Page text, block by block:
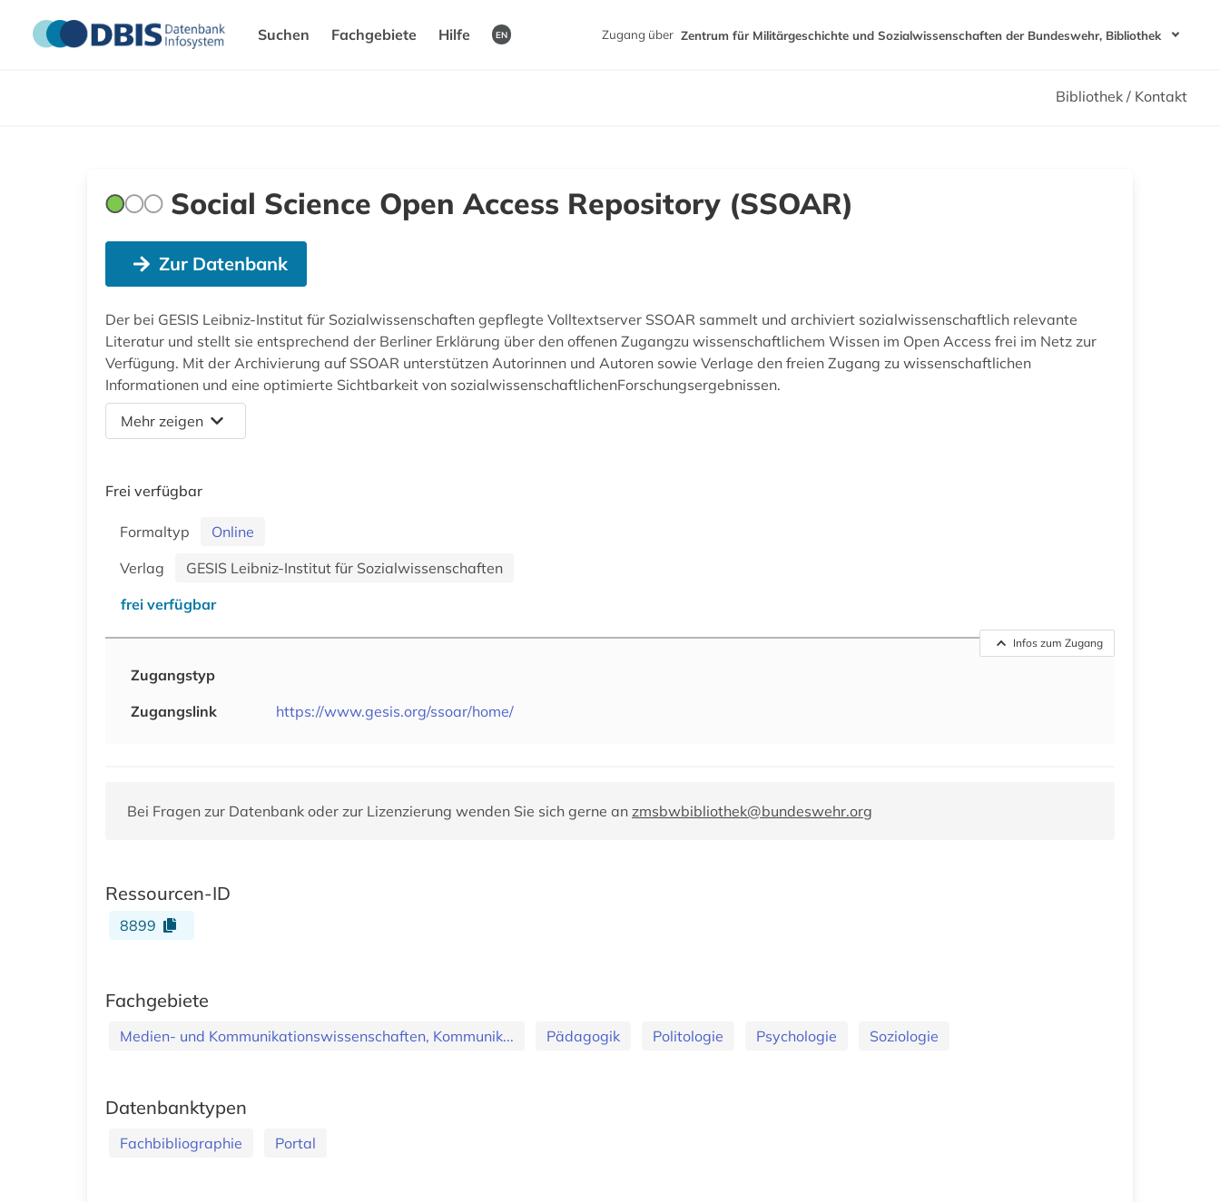
Suchen Fachgebiete Hilfe EN Zugang über Zentrum für Militärgeschichte und Sozialwissenschaften der Bundeswehr, Bibliothek
Bibliothek / Kontakt
Social Science Open Access Repository (SSOAR)
Zur Datenbank
Der bei GESIS Leibniz-Institut für Sozialwissenschaften gepflegte Volltextserver SSOAR sammelt und archiviert sozialwissenschaftlich relevante
Literatur und stellt sie entsprechend der Berliner Erklärung über den offenen Zugangzu wissenschaftlichem Wissen im Open Access frei im Netz zur
Verfügung. Mit der Archivierung auf SSOAR unterstützen Autorinnen und Autoren sowie Verlage den freien Zugang zu wissenschaftlichen
Informationen und eine optimierte Sichtbarkeit von sozialwissenschaftlichenForschungsergebnissen.
Mehr zeigen
Frei verfügbar
Formaltyp
Online
Verlag
GESIS Leibniz-Institut für Sozialwissenschaften
frei verfügbar
Infos zum Zugang
Zugangstyp
Zugangslink
https://www.gesis.org/ssoar/home/
Bei Fragen zur Datenbank oder zur Lizenzierung wenden Sie sich gerne an zmsbwbibliothek@bundeswehr.org
Ressourcen-ID
8899
Fachgebiete
Medien- und Kommunikationswissenschaften, Kommunik... Pädagogik Politologie Psychologie Soziologie
Datenbanktypen
Fachbibliographie Portal